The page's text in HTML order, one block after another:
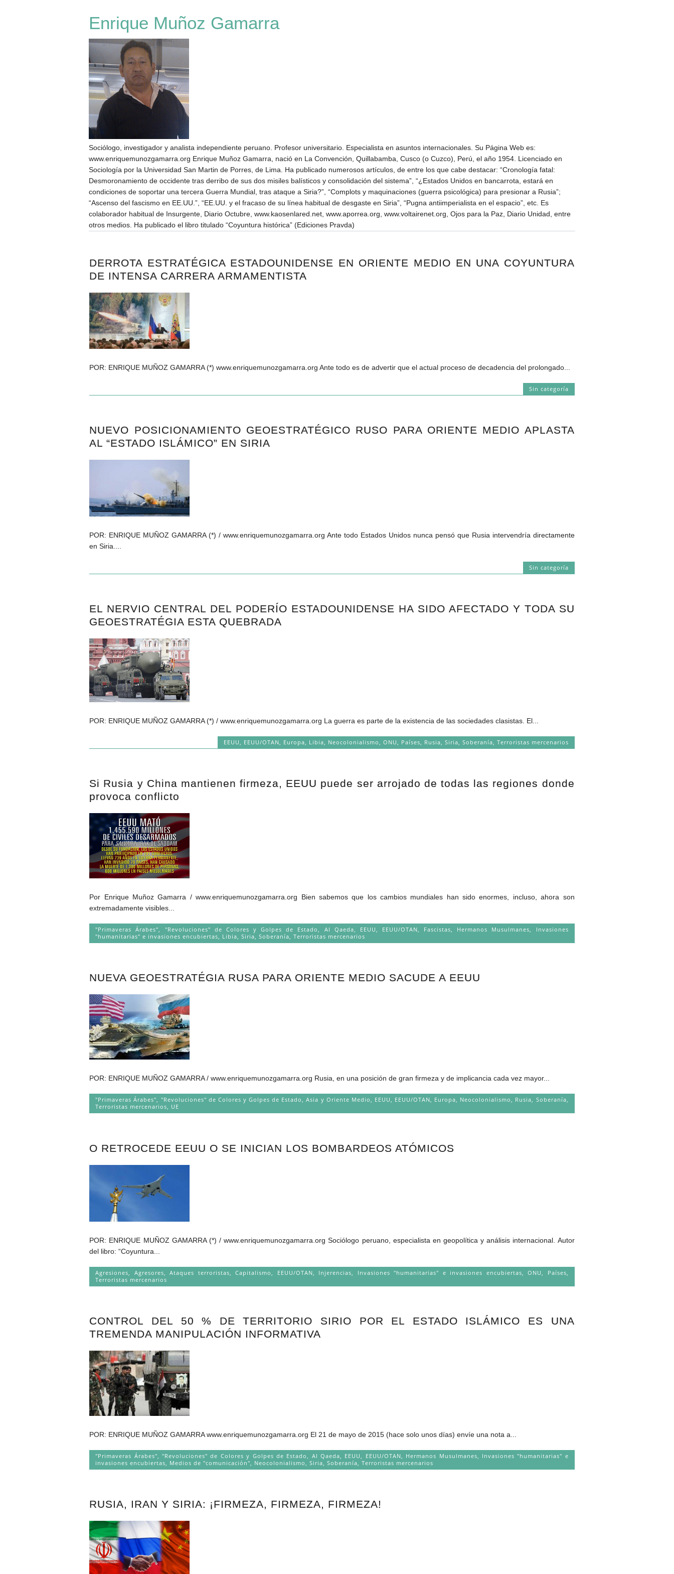
Enrique Muñoz Gamarra
Sociólogo, investigador y analista independiente peruano. Profesor universitario. Especialista en asuntos internacionales. Su Página Web es:
www.enriquemunozgamarra.org Enrique Muñoz Gamarra, nació en La Convención, Quillabamba, Cusco (o Cuzco), Perú, el año 1954. Licenciado en
Sociología por la Universidad San Martin de Porres, de Lima. Ha publicado numerosos artículos, de entre los que cabe destacar: “Cronología fatal:
Desmoronamiento de occidente tras derribo de sus dos misiles balísticos y consolidación del sistema”, “¿Estados Unidos en bancarrota, estará en
condiciones de soportar una tercera Guerra Mundial, tras ataque a Siria?”, “Complots y maquinaciones (guerra psicológica) para presionar a Rusia”;
“Ascenso del fascismo en EE.UU.”, “EE.UU. y el fracaso de su línea habitual de desgaste en Siria”, “Pugna antiimperialista en el espacio”, etc. Es
colaborador habitual de Insurgente, Diario Octubre, www.kaosenlared.net, www.aporrea.org, www.voltairenet.org, Ojos para la Paz, Diario Unidad, entre
otros medios. Ha publicado el libro titulado “Coyuntura histórica” (Ediciones Pravda)
DERROTA ESTRATÉGICA ESTADOUNIDENSE EN ORIENTE MEDIO EN UNA COYUNTURA
DE INTENSA CARRERA ARMAMENTISTA
POR: ENRIQUE MUÑOZ GAMARRA (*) www.enriquemunozgamarra.org Ante todo es de advertir que el actual proceso de decadencia del prolongado...
Sin categoría
NUEVO POSICIONAMIENTO GEOESTRATÉGICO RUSO PARA ORIENTE MEDIO APLASTA
AL “ESTADO ISLÁMICO” EN SIRIA
POR: ENRIQUE MUÑOZ GAMARRA (*) / www.enriquemunozgamarra.org Ante todo Estados Unidos nunca pensó que Rusia intervendría directamente
en Siria....
Sin categoría
EL NERVIO CENTRAL DEL PODERÍO ESTADOUNIDENSE HA SIDO AFECTADO Y TODA SU
GEOESTRATÉGIA ESTA QUEBRADA
POR: ENRIQUE MUÑOZ GAMARRA (*) / www.enriquemunozgamarra.org La guerra es parte de la existencia de las sociedades clasistas. El...
EEUU EEUU/OTAN Europa Libia Neocolonialismo ONU Países Rusia Siria Soberanía Terroristas mercenarios
Si Rusia y China mantienen firmeza, EEUU puede ser arrojado de todas las regiones donde
provoca conflicto
Por Enrique Muñoz Gamarra / www.enriquemunozgamarra.org Bien sabemos que los cambios mundiales han sido enormes, incluso, ahora son
extremadamente visibles...
"Primaveras Árabes", "Revoluciones" de Colores y Golpes de Estado, Al Qaeda, EEUU, EEUU/OTAN, Fascistas, Hermanos Musulmanes, Invasiones
"humanitarias" e invasiones encubiertas, Libia,Siria,Soberanía,Terroristas mercenarios
NUEVA GEOESTRATÉGIA RUSA PARA ORIENTE MEDIO SACUDE A EEUU
POR: ENRIQUE MUÑOZ GAMARRA / www.enriquemunozgamarra.org Rusia, en una posición de gran firmeza y de implicancia cada vez mayor...
"Primaveras Árabes", "Revoluciones" de Colores y Golpes de Estado,Asia y Oriente Medio, EEUU, EEUU/OTAN, Europa, Neocolonialismo, Rusia, Soberanía,
Terroristas mercenarios, UE
O RETROCEDE EEUU O SE INICIAN LOS BOMBARDEOS ATÓMICOS
POR: ENRIQUE MUÑOZ GAMARRA (*) / www.enriquemunozgamarra.org Sociólogo peruano, especialista en geopolítica y análisis internacional. Autor
del libro: “Coyuntura...
Agresiones Agresores ,Ataques terroristas ,Capitalismo EEUU/OTAN Injerencias Invasiones "humanitarias" e invasiones encubiertas ,ONU Países
Terroristas mercenarios
CONTROL DEL 50 % DE TERRITORIO SIRIO POR EL ESTADO ISLÁMICO ES UNA
TREMENDA MANIPULACIÓN INFORMATIVA
POR: ENRIQUE MUÑOZ GAMARRA www.enriquemunozgamarra.org El 21 de mayo de 2015 (hace solo unos días) envíe una nota a...
"Primaveras Árabes", "Revoluciones" de Colores y Golpes de Estado, Al Qaeda, EEUU, EEUU/OTAN, Hermanos Musulmanes, Invasiones "humanitarias" e
invasiones encubiertas, Medios de "comunicación", Neocolonialismo,Siria,Soberanía,Terroristas mercenarios
RUSIA, IRAN Y SIRIA: ¡FIRMEZA, FIRMEZA, FIRMEZA!